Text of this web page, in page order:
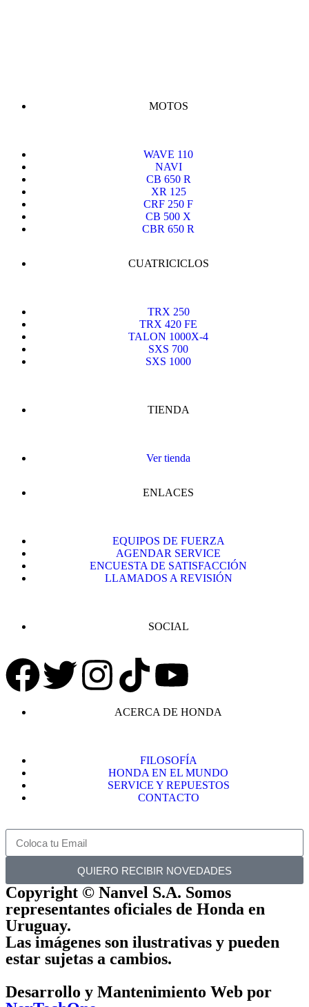
MOTOS
WAVE 110
NAVI
CB 650 R
XR 125
CRF 250 F
CB 500 X
CBR 650 R
CUATRICICLOS
TRX 250
TRX 420 FE
TALON 1000X-4
SXS 700
SXS 1000
TIENDA
Ver tienda
ENLACES
EQUIPOS DE FUERZA
AGENDAR SERVICE
ENCUESTA DE SATISFACCIÓN
LLAMADOS A REVISIÓN
SOCIAL
ACERCA DE HONDA
FILOSOFÍA
HONDA EN EL MUNDO
SERVICE Y REPUESTOS
CONTACTO
QUIERO RECIBIR NOVEDADES
Copyright © Nanvel S.A. Somos
representantes oficiales de Honda en
Uruguay.
Las imágenes son ilustrativas y pueden
estar sujetas a cambios.
Desarrollo y Mantenimiento Web por